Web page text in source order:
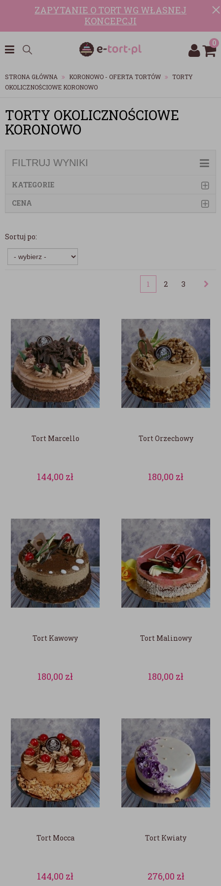
ZAPYTANIE O TORT WG WŁASNEJ
KONCEPCJI
0
STRONA GŁÓWNA KORONOWO - OFERTA TORTÓW
TORTY
OKOLICZNOŚCIOWE KORONOWO
TORTY OKOLICZNOŚCIOWE
KORONOWO
FILTRUJ WYNIKI
KATEGORIE
CENA
Sortuj po:
1 2 3
Tort Marcello
144,00 zł
Tort Orzechowy
180,00 zł
Tort Kawowy
180,00 zł
Tort Malinowy
180,00 zł
Tort Mocca
144,00 zł
Tort Kwiaty
276,00 zł